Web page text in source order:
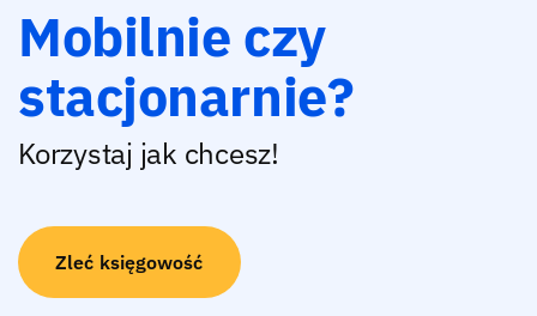
Mobilnie czy
stacjonarnie?
Korzystaj jak chcesz!
Zleć księgowość